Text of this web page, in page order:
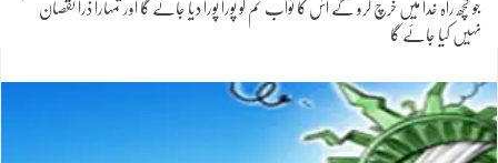
جو کچھ راہ خدا میں خرچ کرو گے اس کا ثواب تم کو پورا پورا دیا جائے گا اور تمہارا ذرا نقصان
نہیں کیا جائے گا